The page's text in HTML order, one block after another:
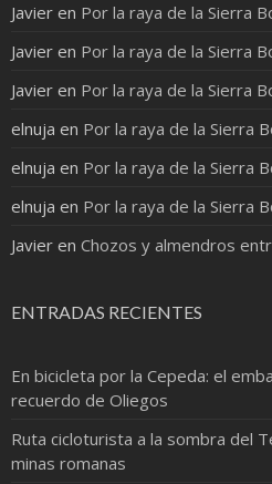
Javier en Por la raya de la Sierra
Javier en Por la raya de la Sierra
Javier en Por la raya de la Sierra
elnuja en Por la raya de la Sierra
elnuja en Por la raya de la Sierra
elnuja en Por la raya de la Sierra
Javier en Chozos y almendros
ENTRADAS RECIENTES
En bicicleta por la Cepeda: el
recuerdo de Oliegos
Ruta cicloturista a la sombra del
minas romanas